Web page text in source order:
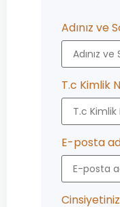
Adınız ve
T.c Kimlik
E-posta